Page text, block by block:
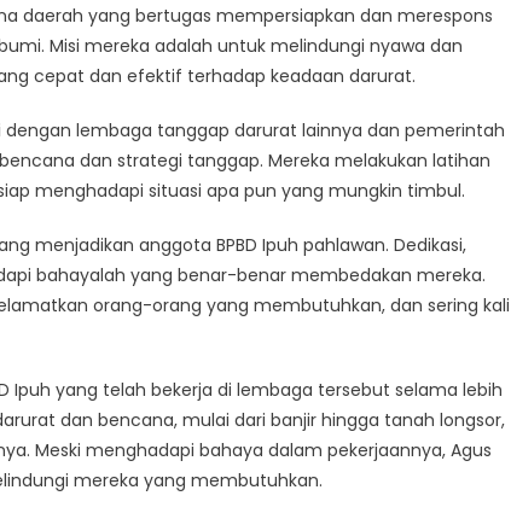
daerah yang bertugas mempersiapkan dan merespons
Misi mereka adalah untuk melindungi nyawa dan
cepat dan efektif terhadap keadaan darurat.
dengan lembaga tanggap darurat lainnya dan pemerintah
dan strategi tanggap. Mereka melakukan latihan
menghadapi situasi apa pun yang mungkin timbul.
menjadikan anggota BPBD Ipuh pahlawan. Dedikasi,
bahayalah yang benar-benar membedakan mereka.
orang-orang yang membutuhkan, dan sering kali
Ipuh yang telah bekerja di lembaga tersebut selama lebih
dan bencana, mulai dari banjir hingga tanah longsor,
Meski menghadapi bahaya dalam pekerjaannya, Agus
mereka yang membutuhkan.